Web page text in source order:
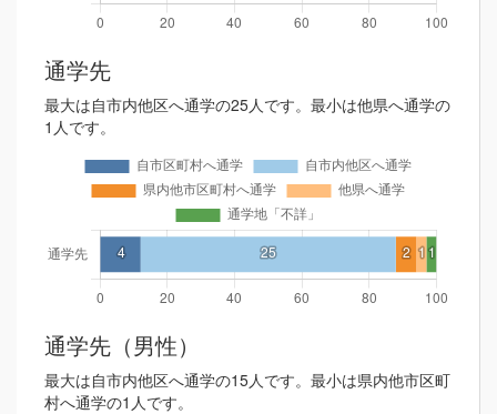
通学先
最大は自市内他区へ通学の25人です。最小は他県へ通学の
1人です。
通学先（男性）
最大は自市内他区へ通学の15人です。最小は県内他市区町
村へ通学の1人です。